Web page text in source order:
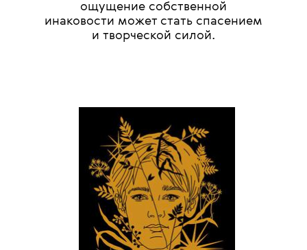
ощущение собственной
инаковости может стать спасением
и творческой силой.